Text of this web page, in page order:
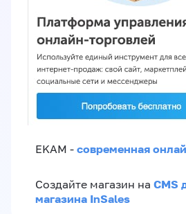
EKAM - современная
Создайте магазин на CMS
магазина InSales